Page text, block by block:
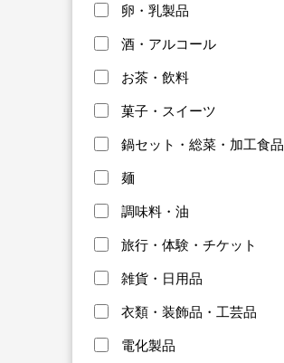
卵・乳製品
酒・アルコール
お茶・飲料
菓子・スイーツ
鍋セット・総菜・加工食品
麺
調味料・油
旅行・体験・チケット
雑貨・日用品
衣類・装飾品・工芸品
電化製品